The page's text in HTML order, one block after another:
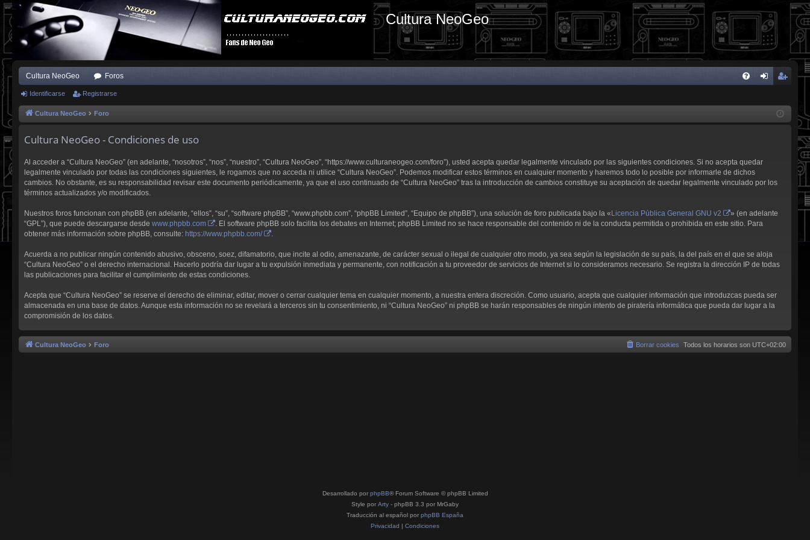
Cultura NeoGeo
Cultura NeoGeo Foros
se
ist
Identificarse Registrarse
Cultura NeoGeo Foro
Cultura NeoGeo - Condiciones de uso
Al acceder a “Cultura NeoGeo” (en adelante, “nosotros”, “nos”, “nuestro”, “Cultura NeoGeo”, “https://www.culturaneogeo.com/foro”), usted acepta quedar legalmente vinculado por las siguientes condiciones. Si no acepta quedar
legalmente vinculado por todas las condiciones siguientes, le rogamos que no acceda ni utilice “Cultura NeoGeo”. Podemos modificar estos términos en cualquier momento y haremos todo lo posible por informarle de dichos
cambios. No obstante, es su responsabilidad revisar este documento periódicamente, ya que el uso continuado de “Cultura NeoGeo” tras la introducción de cambios constituye su aceptación de quedar legalmente vinculado por los
términos actualizados y/o modificados.
Nuestros foros funcionan con phpBB (en adelante, “ellos”, “su”, “software phpBB”, “www.phpbb.com”, “phpBB Limited”, “Equipo de phpBB”), una solución de foro publicada bajo la «Licencia Pública General GNU v2
» (en adelante
“GPL”), que puede descargarse desde www.phpbb.com
. El software phpBB solo facilita los debates en Internet; phpBB Limited no se hace responsable del contenido ni de la conducta permitida o prohibida en este sitio. Para
obtener más información sobre phpBB, consulte: https://www.phpbb.com/ .
Acuerda a no publicar ningún contenido abusivo, obsceno, soez, difamatorio, que incite al odio, amenazante, de carácter sexual o ilegal de cualquier otro modo, ya sea según la legislación de su país, la del país en el que se aloja
“Cultura NeoGeo” o el derecho internacional. Hacerlo podría dar lugar a tu expulsión inmediata y permanente, con notificación a tu proveedor de servicios de Internet si lo consideramos necesario. Se registra la dirección IP de todas
las publicaciones para facilitar el cumplimiento de estas condiciones.
Acepta que “Cultura NeoGeo” se reserve el derecho de eliminar, editar, mover o cerrar cualquier tema en cualquier momento, a nuestra entera discreción. Como usuario, acepta que cualquier información que introduzcas pueda ser
almacenada en una base de datos. Aunque esta información no se revelará a terceros sin tu consentimiento, ni “Cultura NeoGeo” ni phpBB se harán responsables de ningún intento de piratería informática que pueda dar lugar a la
compromisión de los datos.
Cultura NeoGeo Foro Todos los horarios son UTC+02:00
Borrar cookies
Desarrollado por phpBB® Forum Software © phpBB Limited
Style por Arty - phpBB 3.3 por MrGaby
Traducción al español por phpBB España
Privacidad | Condiciones